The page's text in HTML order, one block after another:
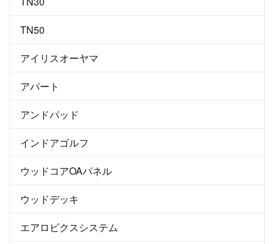
TN50
アイリスオーヤマ
アパート
アンドパッド
インドアゴルフ
ウッドコアOAパネル
ウッドデッキ
エアロビクスシステム